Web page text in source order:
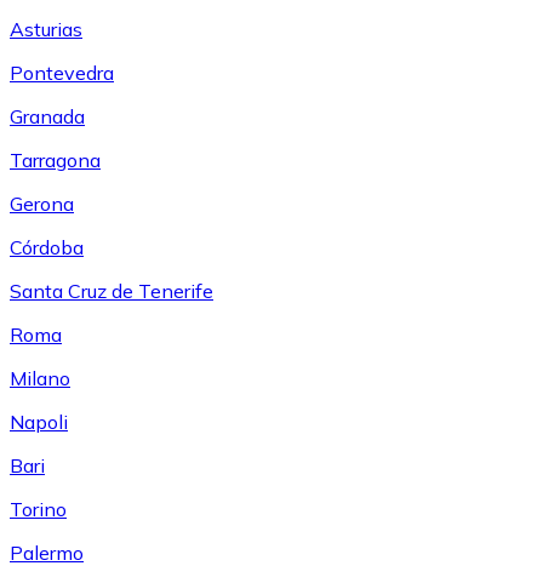
Asturias
Pontevedra
Granada
Tarragona
Gerona
Córdoba
Santa Cruz de Tenerife
Roma
Milano
Napoli
Bari
Torino
Palermo